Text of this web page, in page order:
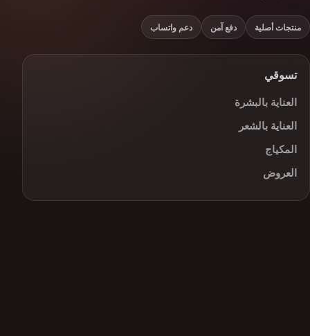
منتجات أصلية دفع آمن دعم واتساب
تسوقي
العناية بالبشرة
العناية بالشعر
المكياج
العروض